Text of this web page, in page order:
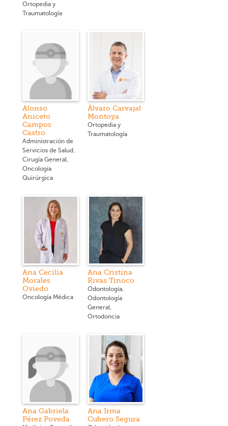
Ortopedia y
Traumatología
Alonso
Aniceto
Campos
Castro
Administración de
Servicios de Salud,
Cirugía General,
Oncología
Quirúrgica
Álvaro Carvajal
Montoya
Ortopedia y
Traumatología
Ana Cecilia
Morales
Oviedo
Oncología Médica
Ana Cristina
Rivas Tinoco
Odontología,
Odontología
General,
Ortodoncia
Ana Gabriela
Pérez Poveda
Ana Irma
Cubero Segura